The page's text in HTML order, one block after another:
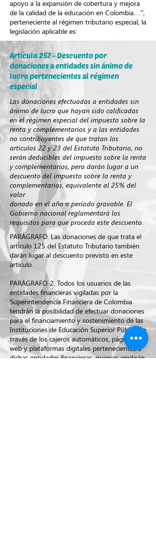
apoyo a la expansión de cobertura y mejora
de la calidad de la educación en Colombia…”,
perteneciente al régimen tributario especial, la
legislación aplicable es:
Artículo 257 - Descuento por
donaciones a entidades sin ánimo de
lucro pertenecientes al régimen
especial
Las donaciones efectuadas a entidades sin
ánimo de lucro que hayan sido calificadas
en el régimen especial del impuesto sobre la
renta y complementarios y a las entidades
no contribuyentes de que tratan los
artículos 22 y 23 del Estatuto Tributario, no
serán deducibles del impuesto sobre la renta
y complementarios, pero darán lugar a un
descuento del impuesto sobre la renta y
complementarios, equivalente al 25% del
valor
donado en el año o período gravable. El
Gobierno nacional reglamentará los
requisitos para que proceda este descuento.
PARÁGRAFO. Las donaciones de que trata el
artículo 125 del Estatuto Tributario también
darán lugar al descuento previsto en este
artículo.
PARÁGRAFO 2. Todos los usuarios de las
entidades financieras vigiladas por la
Superintendencia Financiera de Colombia
tendrán la posibilidad de efectuar donaciones
para el financiamiento y sostenimiento de las
Instituciones de Educación Superior Públicas a
través de los cajeros automáticos, páginas
web y plataformas digitales pertenecientes a
dichas entidades financieras, quienes emitirán